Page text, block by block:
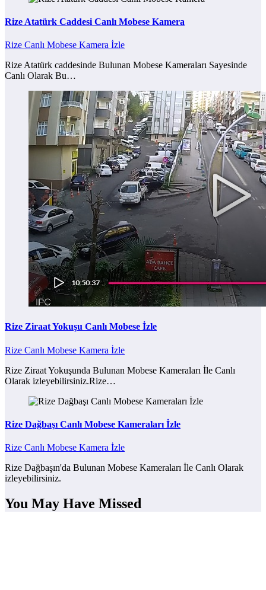
Rize Atatürk Caddesi Canlı Mobese Kamera
Rize Canlı Mobese Kamera İzle
Rize Atatürk caddesinde Bulunan Mobese Kameraları Sayesinde
Canlı Olarak Bu…
Rize Ziraat Yokuşu Canlı Mobese İzle
Rize Canlı Mobese Kamera İzle
Rize Ziraat Yokuşunda Bulunan Mobese Kameraları İle Canlı
Olarak izleyebilirsiniz.Rize…
Rize Dağbaşı Canlı Mobese Kameraları İzle
Rize Canlı Mobese Kamera İzle
Rize Dağbaşın'da Bulunan Mobese Kameraları İle Canlı Olarak
izleyebilirsiniz.
You May Have Missed